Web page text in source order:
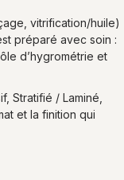
vitrification/huile)
préparé avec soin :
d’hygrométrie et
Stratifié / Laminé,
et la finition qui